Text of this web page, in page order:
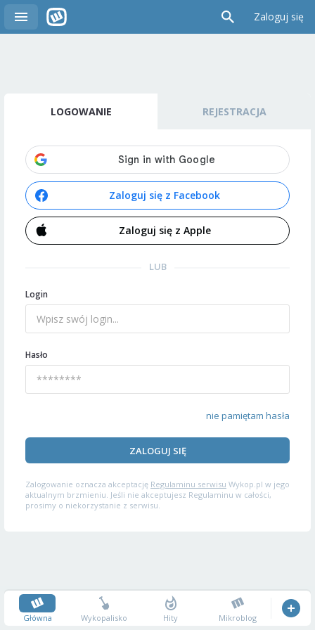
Zaloguj się
LOGOWANIE REJESTRACJA
Zaloguj się z Facebook
Zaloguj się z Apple
LUB
Login
Hasło
nie pamiętam hasła
ZALOGUJ SIĘ
Zalogowanie oznacza akceptację Regulaminu serwisu Wykop.pl w jego
aktualnym brzmieniu. Jeśli nie akceptujesz Regulaminu w całości,
prosimy o niekorzystanie z serwisu.
Główna Wykopalisko Hity Mikroblog